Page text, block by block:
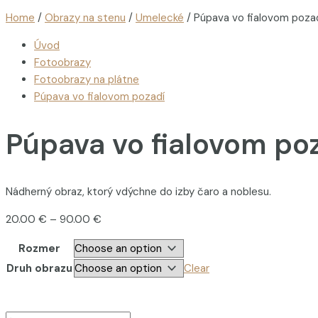
Home / Obrazy na stenu / Umelecké / Púpava vo fialovom
Úvod
Fotoobrazy
Fotoobrazy na plátne
Púpava vo fialovom pozadí
Púpava vo fialovom
Nádherný obraz, ktorý vdýchne do izby čaro a noblesu.
20.00 € – 90.00 €
Rozmer
Druh obrazu
Clear